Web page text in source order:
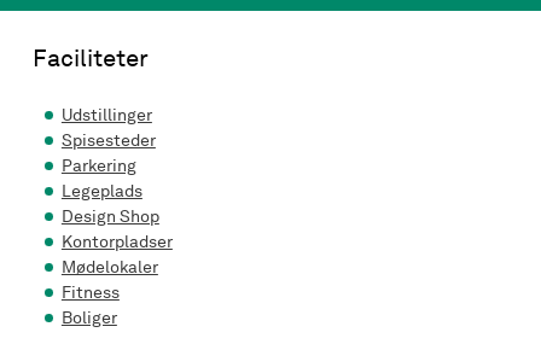
Faciliteter
Udstillinger
Spisesteder
Parkering
Legeplads
Design Shop
Kontorpladser
Mødelokaler
Fitness
Boliger